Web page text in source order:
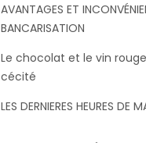
AVANTAGES ET
BANCARISATION
Le chocolat et le vin
cécité
LES DERNIERES HEURES DE